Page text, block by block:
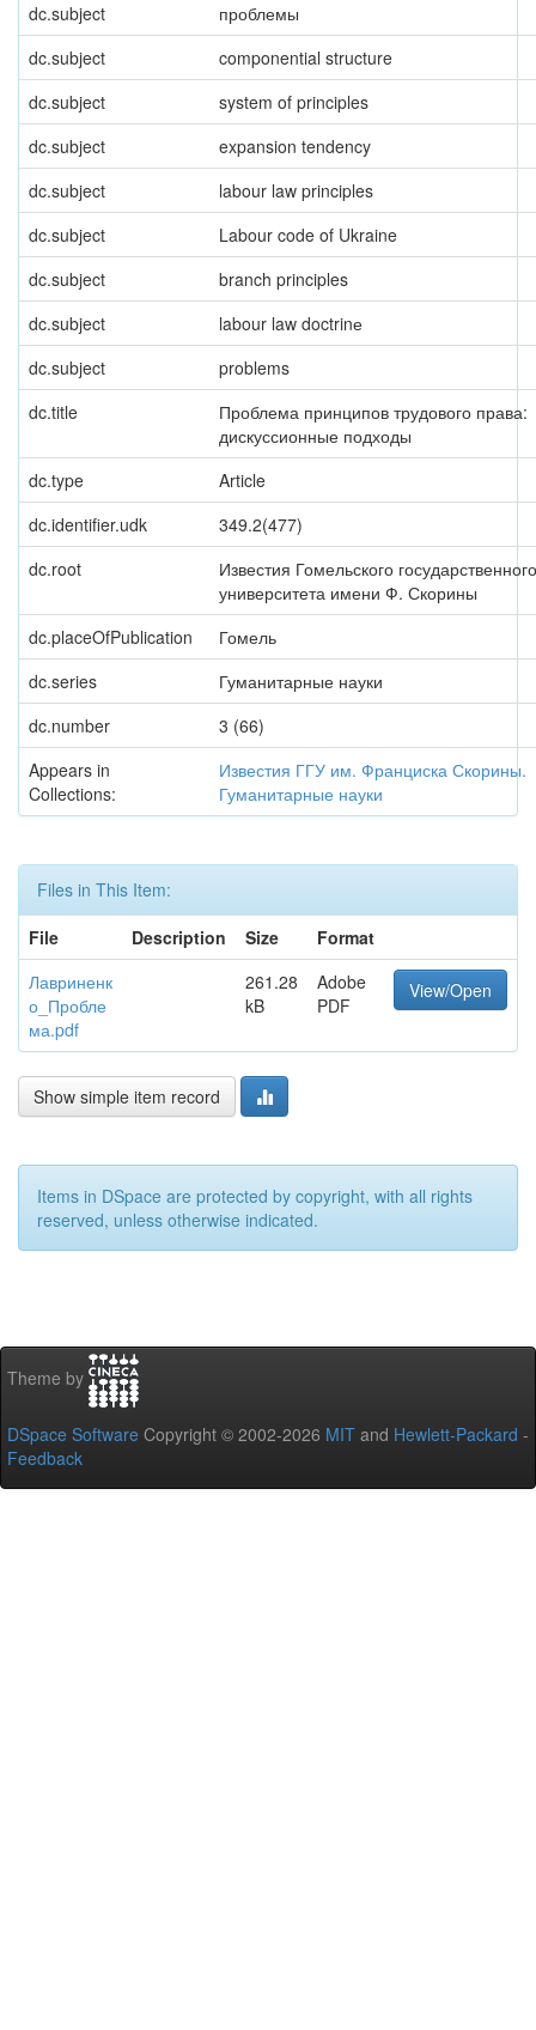
dc.subject
проблемы
dc.subject
componential structure
dc.subject
system of principles
dc.subject
expansion tendency
dc.subject
labour law principles
dc.subject
Labour code of Ukraine
dc.subject
branch principles
dc.subject
labour law doctrinе
dc.subject
problems
dc.title
Проблема принципов трудового права:
дискуссионные подходы
dc.type
Article
dc.identifier.udk
349.2(477)
dc.root
Известия Гомельского государственного
университета имени Ф. Скорины
dc.placeOfPublication
Гомель
dc.series
Гуманитарные науки
dc.number
3 (66)
Appears in
Collections:
Известия ГГУ им. Франциска Скорины.
Гуманитарные науки
Files in This Item:
File
Description Size
Format
Лавриненк
о_Пробле
ма.pdf
261.28
kB
Adobe
PDF
View/Open
Show simple item record
Items in DSpace are protected by copyright, with all rights
reserved, unless otherwise indicated.
Theme by
DSpace Software Copyright © 2002-2026 MIT and Hewlett-Packard -
Feedback